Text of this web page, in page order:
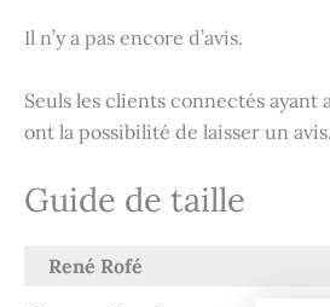
Il n’y a pas encore d’avis.
Seuls les clients connectés
ont la possibilité de laisser un avis.
Guide de taille
René Rofé